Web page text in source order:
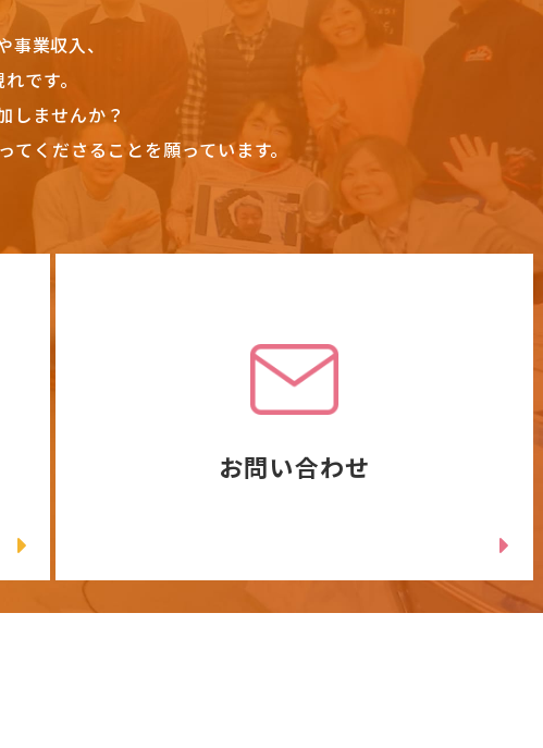
業収入、
です。
しませんか？
くださることを願っています。
お問い合わせ